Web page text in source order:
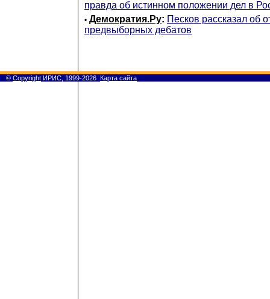
правда об истинном положении дел в
• Демократия.Ру: Песков рассказал об
предвыборных дебатов
© Copyright ИРИС, 1999-2026 Карта сайта